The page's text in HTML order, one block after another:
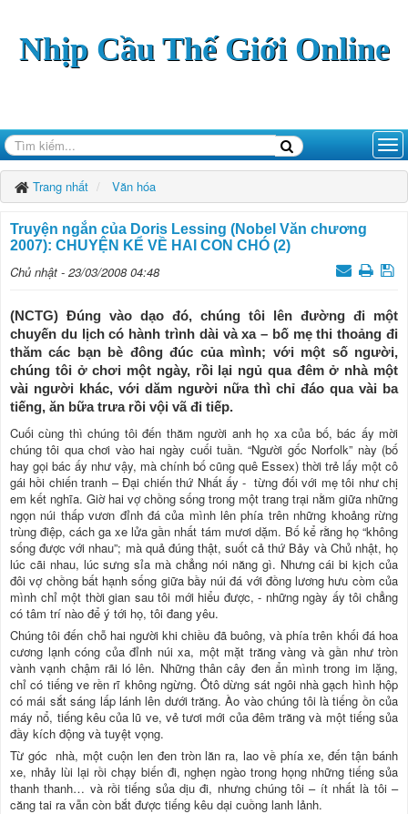
Nhịp Cầu Thế Giới Online
Trang nhất Văn hóa
Truyện ngắn của Doris Lessing (Nobel Văn chương
2007): CHUYỆN KỂ VỀ HAI CON CHÓ (2)
Chủ nhật - 23/03/2008 04:48
(NCTG) Đúng vào dạo đó, chúng tôi lên đường đi một
chuyến du lịch có hành trình dài và xa – bố mẹ thi thoảng đi
thăm các bạn bè đông đúc của mình; với một số người,
chúng tôi ở chơi một ngày, rồi lại ngủ qua đêm ở nhà một
vài người khác, với dăm người nữa thì chỉ đáo qua vài ba
tiếng, ăn bữa trưa rồi vội vã đi tiếp.
Cuối cùng thì chúng tôi đến thăm người anh họ xa của bố, bác ấy mời
chúng tôi qua chơi vào hai ngày cuối tuần. “Người gốc Norfolk” này (bố
hay gọi bác ấy như vậy, mà chính bố cũng quê Essex) thời trẻ lấy một cô
gái hồi chiến tranh – Đại chiến thứ Nhất ấy - từng đối với mẹ tôi như chị
em kết nghĩa. Giờ hai vợ chồng sống trong một trang trại nằm giữa những
ngọn núi thấp vươn đỉnh đá của mình lên phía trên những khoảng rừng
trùng điệp, cách ga xe lửa gần nhất tám mươi dặm. Bố kể rằng họ “không
sống được với nhau”; mà quả đúng thật, suốt cả thứ Bảy và Chủ nhật, họ
lúc cãi nhau, lúc sưng sỉa mà chẳng nói năng gì. Nhưng cái bi kịch của
đôi vợ chồng bất hạnh sống giữa bầy núi đá với đồng lương hưu còm của
mình chỉ một thời gian sau tôi mới hiểu được, - những ngày ấy tôi chẳng
có tâm trí nào để ý tới họ, tôi đang yêu.
Chúng tôi đến chỗ hai người khi chiều đã buông, và phía trên khối đá hoa
cương lạnh cóng của đỉnh núi xa, một mặt trăng vàng và gần như tròn
vành vạnh chậm rãi ló lên. Những thân cây đen ẩn mình trong im lặng,
chỉ có tiếng ve rền rĩ không ngừng. Ôtô dừng sát ngôi nhà gạch hình hộp
có mái sắt sáng lấp lánh lên dưới trăng. Ào vào chúng tôi là tiếng ồn của
máy nổ, tiếng kêu của lũ ve, vẻ tươi mới của đêm trăng và một tiếng sủa
đầy kích động và tuyệt vọng.
Từ góc nhà, một cuộn len đen tròn lăn ra, lao về phía xe, đến tận bánh
xe, nhảy lùi lại rồi chạy biến đi, nghẹn ngào trong họng những tiếng sủa
thanh thanh… và rồi tiếng sủa dịu đi, nhưng chúng tôi – ít nhất là tôi –
căng tai ra vẫn còn bắt được tiếng kêu dại cuồng lanh lảnh.